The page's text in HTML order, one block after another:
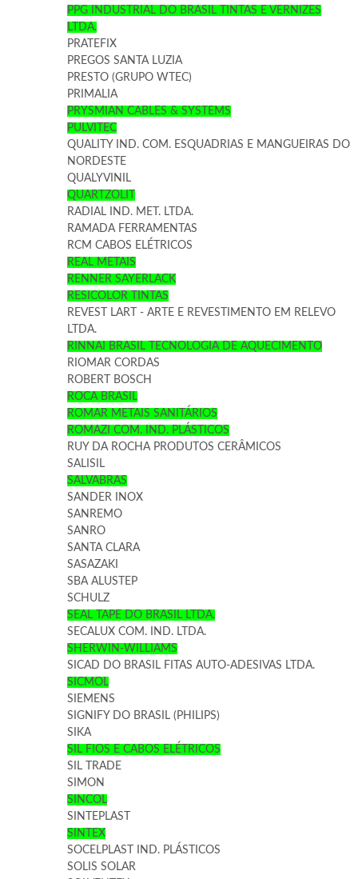
PPG INDUSTRIAL DO BRASIL TINTAS E VERNIZES
LTDA.
PRATEFIX
PREGOS SANTA LUZIA
PRESTO (GRUPO WTEC)
PRIMALIA
PRYSMIAN CABLES & SYSTEMS
PULVITEC
QUALITY IND. COM. ESQUADRIAS E MANGUEIRAS DO
NORDESTE
QUALYVINIL
QUARTZOLIT
RADIAL IND. MET. LTDA.
RAMADA FERRAMENTAS
RCM CABOS ELÉTRICOS
REAL METAIS
RENNER SAYERLACK
RESICOLOR TINTAS
REVEST LART - ARTE E REVESTIMENTO EM RELEVO
LTDA.
RINNAI BRASIL TECNOLOGIA DE AQUECIMENTO
RIOMAR CORDAS
ROBERT BOSCH
ROCA BRASIL
ROMAR METAIS SANITÁRIOS
ROMAZI COM. IND. PLÁSTICOS
RUY DA ROCHA PRODUTOS CERÂMICOS
SALISIL
SALVABRAS
SANDER INOX
SANREMO
SANRO
SANTA CLARA
SASAZAKI
SBA ALUSTEP
SCHULZ
SEAL TAPE DO BRASIL LTDA.
SECALUX COM. IND. LTDA.
SHERWIN-WILLIAMS
SICAD DO BRASIL FITAS AUTO-ADESIVAS LTDA.
SICMOL
SIEMENS
SIGNIFY DO BRASIL (PHILIPS)
SIKA
SIL FIOS E CABOS ELÉTRICOS
SIL TRADE
SIMON
SINCOL
SINTEPLAST
SINTEX
SOCELPLAST IND. PLÁSTICOS
SOLIS SOLAR